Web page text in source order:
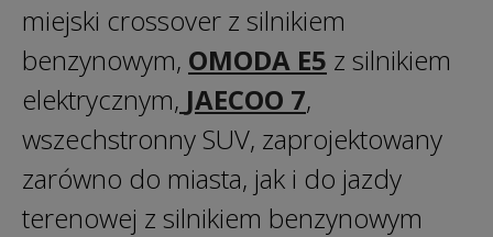
miejski crossover z silnikiem
benzynowym, OMODA E5 z silnikiem
elektrycznym, JAECOO 7,
wszechstronny SUV, zaprojektowany
zarówno do miasta, jak i do jazdy
terenowej z silnikiem benzynowym